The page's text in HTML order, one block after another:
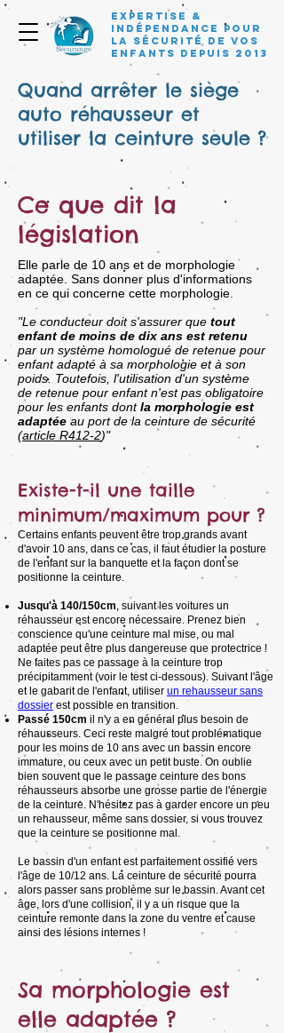
Expertise &
Indépendance pour
la sécurité de vos
enfants depuis 2013
Quand arrêter le siège
auto réhausseur et
utiliser la ceinture seule ?
Ce que dit la
législation
Elle parle de 10 ans et de morphologie
adaptée. Sans donner plus d'informations
en ce qui concerne cette morphologie.
"Le conducteur doit s'assurer que tout
enfant de moins de dix ans est retenu
par un système homologué de retenue pour
enfant adapté à sa morphologie et à son
poids. Toutefois, l'utilisation d'un système
de retenue pour enfant n'est pas obligatoire
pour les enfants dontla morphologie est
adaptée au port de la ceinture de sécurité
(article R412-2)"
Existe-t-il une taille
minimum/maximum pour ?
Certains enfants peuvent être trop grands avant
d'avoir 10 ans, dans ce cas, il faut étudier la posture
de l'enfant sur la banquette et la façon dont se
positionne la ceinture.
Jusqu'à 140/150cm, suivant les voitures un
réhausseur est encore nécessaire. Prenez bien
conscience qu'une ceinture mal mise, ou mal
adaptée peut être plus dangereuse que protectrice !
Ne faites pas ce passage à la ceinture trop
précipitamment (voir le test ci-dessous). Suivant l'âge
et le gabarit de l'enfant, utiliser un rehausseur sans
dossier est possible en transition.
Passé 150cm il n'y a en général plus besoin de
réhausseurs. Ceci reste malgré tout problématique
pour les moins de 10 ans avec un bassin encore
immature, ou ceux avec un petit buste. On oublie
bien souvent que le passage ceinture des bons
réhausseurs absorbe une grosse partie de l'énergie
de la ceinture. N'hésitez pas à garder encore un peu
un rehausseur, même sans dossier, si vous trouvez
que la ceinture se positionne mal.
Le bassin d'un enfant est parfaitement ossifié vers
l'âge de 10/12 ans. La ceinture de sécurité pourra
alors passer sans problème sur le bassin. Avant cet
âge, lors d'une collision, il y a un risque que la
ceinture remonte dans la zone du ventre et cause
ainsi des lésions internes !
Sa morphologie est
elle adaptée ?